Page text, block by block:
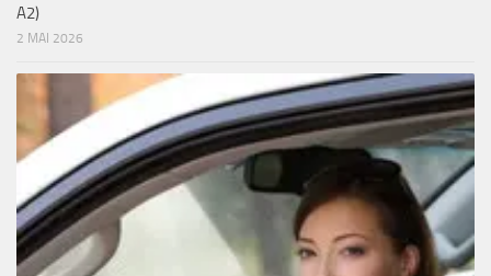
A2)
2 MAI 2026